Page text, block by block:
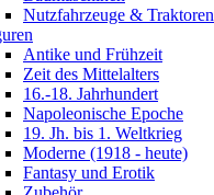
Nutzfahrzeuge & Traktoren
Antike und Frühzeit
Zeit des Mittelalters
16.-18. Jahrhundert
Napoleonische Epoche
19. Jh. bis 1. Weltkrieg
Moderne (1918 - heute)
Fantasy und Erotik